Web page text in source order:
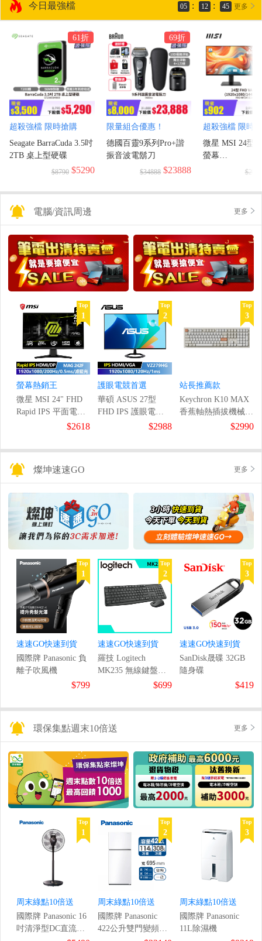
今日最強檔 05 : 12 : 43 更多
61折
超殺強檔 限時搶購
Seagate BarraCuda 3.5吋
2TB 桌上型硬碟
$8790 $5290
69折
限量組合優惠！
德國百靈9系列Pro+諧
振音波電鬍刀
$34888 $23888
超殺強檔 限時
微星 MSI 24型
螢幕
(1920x1080/$2990
電腦/資訊周邊 更多
Top
1
螢幕熱銷王
微星 MSI 24" FHD
Rapid IPS 平面電競
$2618
Top
2
護眼電競首選
華碩 ASUS 27型
FHD IPS 護眼電競
$2988
Top
3
站長推薦款
Keychron K10 MAX
香蕉軸熱插拔機械鍵
$2990
燦坤速速GO 更多
Top
1
速速GO快速到貨
國際牌 Panasonic 負
離子吹風機
$799
Top
2
速速GO快速到貨
羅技 Logitech
MK235 無線鍵盤滑
$699
Top
3
速速GO快速到貨
SanDisk晟碟 32GB
隨身碟
$419
環保集點週末10倍送 更多
Top
1
周末綠點10倍送
國際牌 Panasonic 16
吋清淨型DC直流風
Top
2
周末綠點10倍送
國際牌 Panasonic
422公升雙門變頻冰
Top
3
周末綠點10倍送
國際牌 Panasonic
11L除濕機